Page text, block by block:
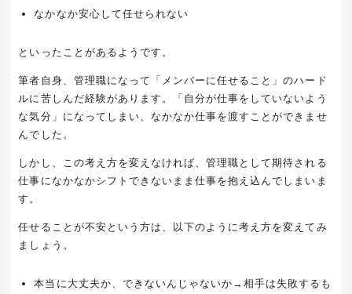
なかなか安心して任せられない
といったことがあるようです。
筆者自身、管理職になって「メンバーに任せること」のハード
ルに苦しんだ経験があります。「自分が仕事をしていないよう
な気分」になってしまい、なかなか仕事を渡すことができませ
んでした。
しかし、この考え方を変えなければ、管理職として期待される
仕事になかなかシフトできないまま仕事を抱え込んでしまいま
す。
任せることが不安という方は、以下のように考え方を変えてみ
ましょう。
本当に大丈夫か、できないんじゃないか→相手は失敗するも